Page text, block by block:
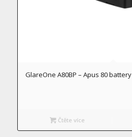
GlareOne A80BP – Apus 80 battery
Čtěte více